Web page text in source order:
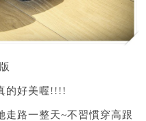
的好美喔!!!!
走路一整天~不習慣穿高跟